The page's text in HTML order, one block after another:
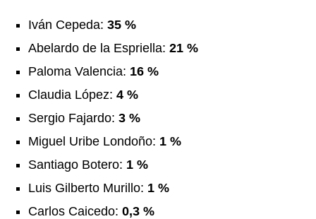
Iván Cepeda: 35 %
Abelardo de la Espriella: 21 %
Paloma Valencia: 16 %
Claudia López: 4 %
Sergio Fajardo: 3 %
Miguel Uribe Londoño: 1 %
Santiago Botero: 1 %
Luis Gilberto Murillo: 1 %
Carlos Caicedo: 0,3 %